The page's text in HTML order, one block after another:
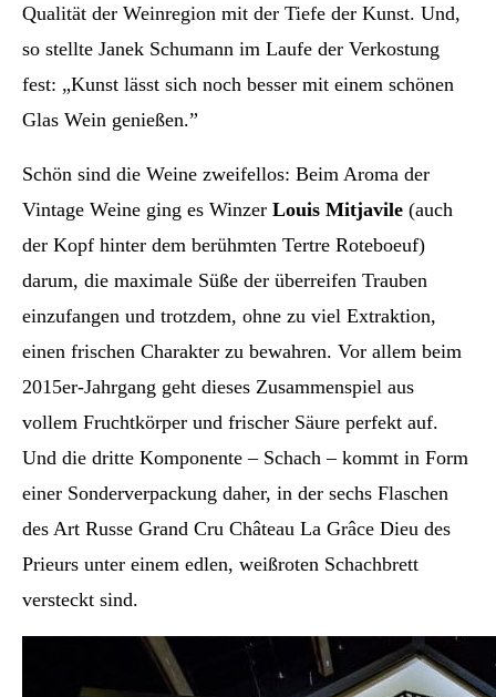
Qualität der Weinregion mit der Tiefe der Kunst. Und,
so stellte Janek Schumann im Laufe der Verkostung
fest: „Kunst lässt sich noch besser mit einem schönen
Glas Wein genießen.”
Schön sind die Weine zweifellos: Beim Aroma der
Vintage Weine ging es Winzer Louis Mitjavile (auch
der Kopf hinter dem berühmten Tertre Roteboeuf)
darum, die maximale Süße der überreifen Trauben
einzufangen und trotzdem, ohne zu viel Extraktion,
einen frischen Charakter zu bewahren. Vor allem beim
2015er-Jahrgang geht dieses Zusammenspiel aus
vollem Fruchtkörper und frischer Säure perfekt auf.
Und die dritte Komponente – Schach – kommt in Form
einer Sonderverpackung daher, in der sechs Flaschen
des Art Russe Grand Cru Château La Grâce Dieu des
Prieurs unter einem edlen, weißroten Schachbrett
versteckt sind.